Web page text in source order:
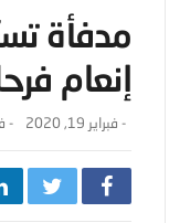
مدفأة
إنعام
- فبراير 19, 2020 - ‎في